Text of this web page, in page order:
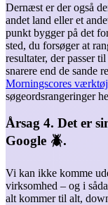
Dernæst er der også
andet land eller et
punkt bygger på det
sted, du forsøger at
resultater, der passer
snarere end de sande
Morningscores
søgeordsrangeringer
Årsag 4. Det er
Google 🪲.
Vi kan ikke komme
virksomhed – og i
alt kommer til alt,